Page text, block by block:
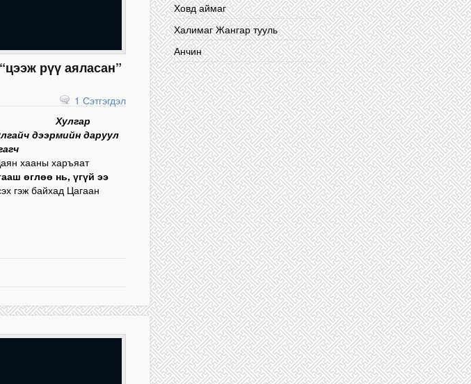
рүү аяласан”
1 Сэтгэгдэл
даруул
хааны харъяат
өглөө нь, үгүй ээ
гэж байхад Цагаан
Ховд аймаг
Халимаг Жангар тууль
Анчин